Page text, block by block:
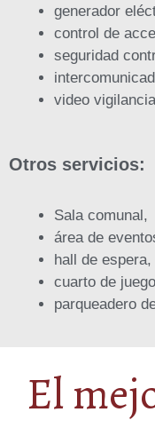
generador
control de
seguridad
video
Otros servicios:
Sala comunal,
área de
hall de espera,
cuarto de
parqueadero
El